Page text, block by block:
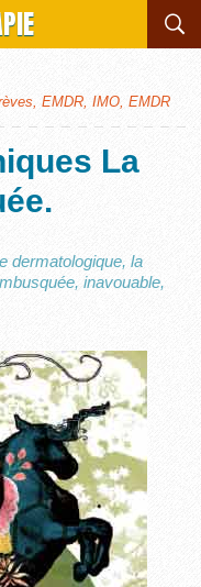
EMDR, IMO, EMDR
La
dermatologique, la
inavouable,